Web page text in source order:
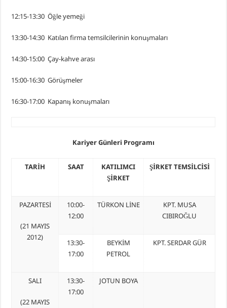
12:15-13:30 Öğle yemeği
13:30-14:30 Katılan firma temsilcilerinin konuşmaları
14:30-15:00 Çay-kahve arası
15:00-16:30 Görüşmeler
16:30-17:00 Kapanış konuşmaları
Kariyer Günleri Programı
TARİH SAAT
KATILIMCI
ŞİRKET
ŞİRKET TEMSİLCİSİ
PAZARTESİ
(21 MAYIS
2012)
10:00-
12:00
TÜRKON LİNE
KPT. MUSA
CIBIROĞLU
13:30-
17:00
BEYKİM
PETROL
KPT. SERDAR GÜR
SALI
(22 MAYIS
13:30-
17:00
JOTUN BOYA